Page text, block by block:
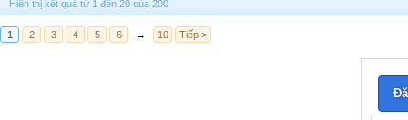
Hiển thị kết quả từ 1 đến 20 của 200
1 2 3 4 5 6 → 10 Tiếp >